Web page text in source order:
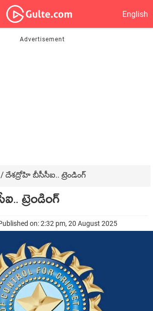
English
/ దేశద్రోహి బీసీసీఐ.. ట్రెండింగ్
ట్రెండింగ్
on: 2:32 pm, 20 August 2025